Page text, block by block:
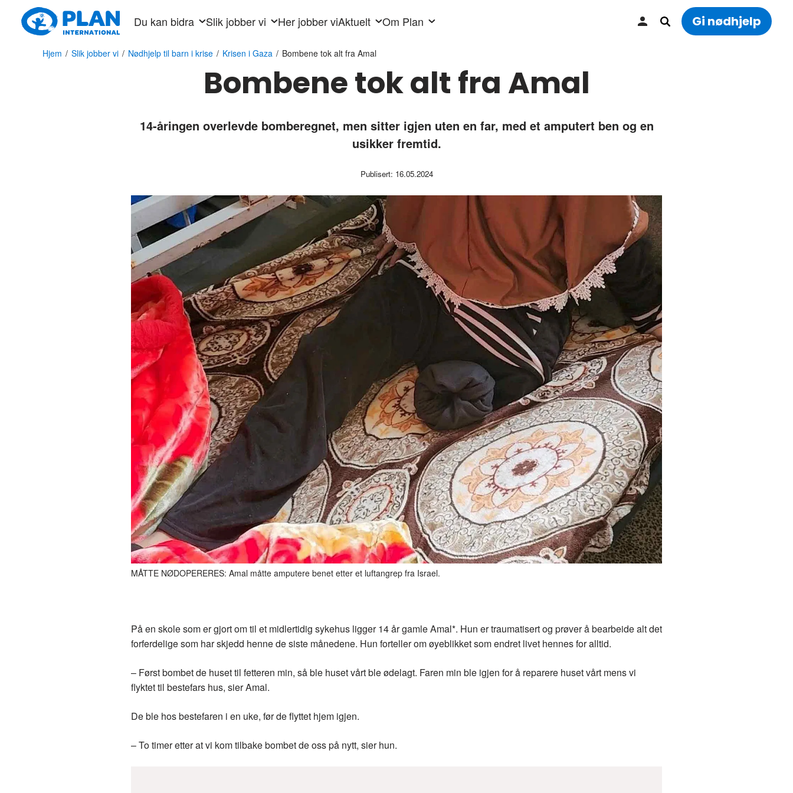
hovedinnhold
Du kan bidra Slik jobber vi Her jobber viAktuelt Om Plan Gi nødhjelp
Hjem / Slik jobber vi / Nødhjelp til barn i krise / Krisen i Gaza / Bombene tok alt fra Amal
Bombene tok alt fra Amal
14-åringen overlevde bomberegnet, men sitter igjen uten en far, med et amputert ben og en
usikker fremtid.
Publisert: 16.05.2024
MÅTTE NØDOPERERES: Amal måtte amputere benet etter et luftangrep fra Israel.
På en skole som er gjort om til et midlertidig sykehus ligger 14 år gamle Amal*. Hun er traumatisert og prøver å bearbeide alt det
forferdelige som har skjedd henne de siste månedene. Hun forteller om øyeblikket som endret livet hennes for alltid.
– Først bombet de huset til fetteren min, så ble huset vårt ble ødelagt. Faren min ble igjen for å reparere huset vårt mens vi
flyktet til bestefars hus, sier Amal.
De ble hos bestefaren i en uke, før de flyttet hjem igjen.
– To timer etter at vi kom tilbake bombet de oss på nytt, sier hun.